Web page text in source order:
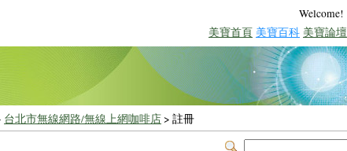
Welcome!
美寶首頁 美寶百科 美寶論壇
台北市無線網路/無線上網咖啡店> 註冊